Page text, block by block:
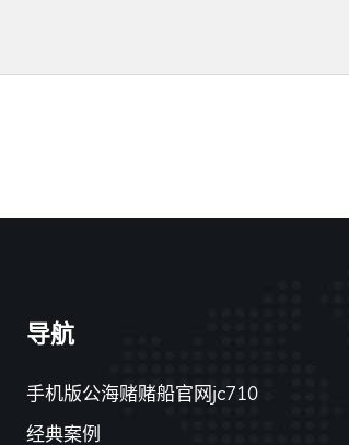
导航
手机版公海赌赌船官网jc710
经典案例